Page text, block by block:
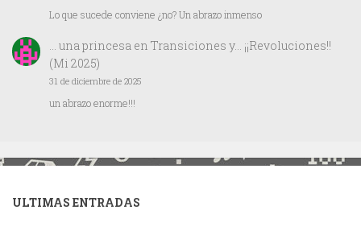
Lo que sucede conviene ¿no? Un abrazo inmenso
… una princesaen Transiciones y… ¡¡Revoluciones!!
(Mi 2025)
31 de diciembre de 2025
un abrazo enorme!!!
ULTIMAS ENTRADAS